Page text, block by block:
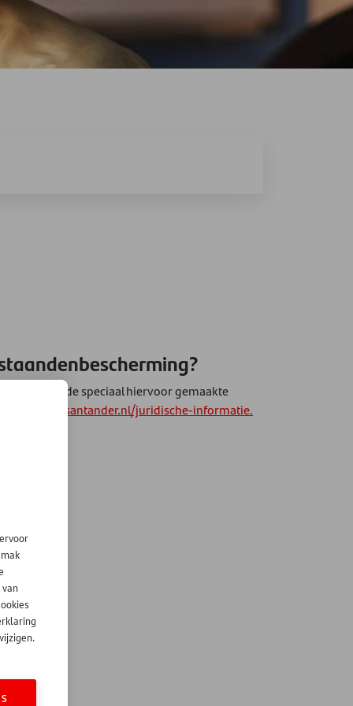
vindt u in de speciaal hiervoor gemaakte
www.santander.nl/juridische-informatie.